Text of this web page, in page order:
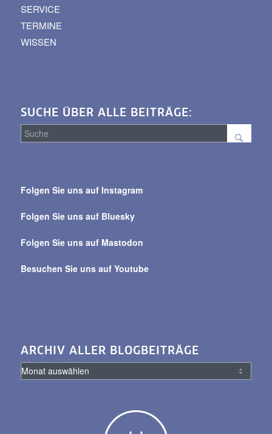
SERVICE
TERMINE
WISSEN
SUCHE ÜBER ALLE BEITRÄGE:
alle
Folgen Sie uns auf Instagram
Folgen Sie uns auf Bluesky
Folgen Sie uns auf Mastodon
Besuchen Sie uns auf Youtube
ARCHIV ALLER BLOGBEITRÄGE